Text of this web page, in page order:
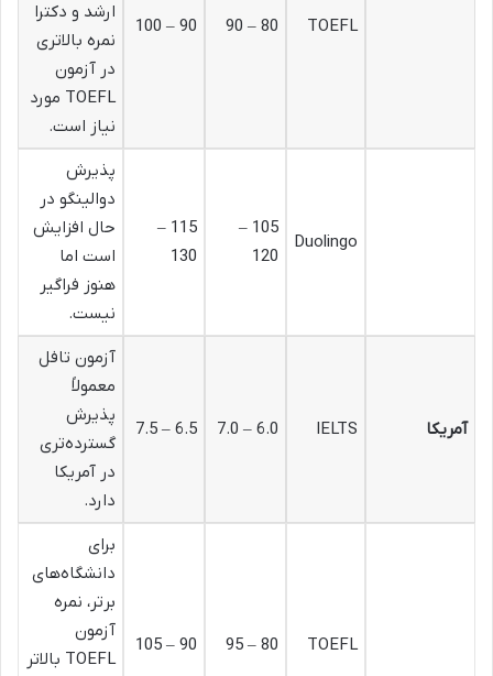
TOEFL
80 – 90
90 – 100
ارشد و دکترا
نمره بالاتری
در آزمون
TOEFL مورد
نیاز است.
Duolingo
105 –
120
115 –
130
پذیرش
دوالینگو در
حال افزایش
است اما
هنوز فراگیر
نیست.
آمریکا IELTS
6.0 – 7.0
6.5 – 7.5
آزمون تافل
معمولاً
پذیرش
گسترده‌تری
در آمریکا
دارد.
TOEFL
80 – 95
90 – 105
برای
دانشگاه‌های
برتر، نمره
آزمون
TOEFL بالاتر